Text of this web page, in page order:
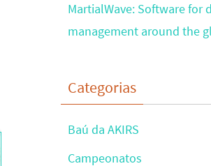
MartialWave: Software for
management around the
Categorias
Baú da AKIRS
Campeonatos